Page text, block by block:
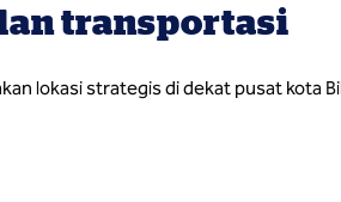
transportasi
lokasi strategis di dekat pusat kota